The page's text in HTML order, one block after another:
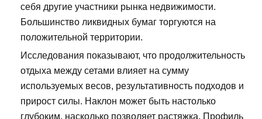
себя другие участники рынка недвижимости.
Большинство ликвидных бумаг торгуются на
положительной территории.
Исследования показывают, что продолжительность
отдыха между сетами влияет на сумму
используемых весов, результативность подходов и
прирост силы. Наклон может быть настолько
глубоким, насколько позволяет растяжка. Профиль